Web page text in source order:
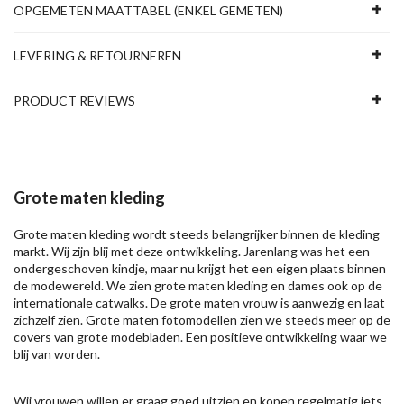
OPGEMETEN MAATTABEL (ENKEL GEMETEN)
LEVERING & RETOURNEREN
PRODUCT REVIEWS
Grote maten kleding
Grote maten kleding wordt steeds belangrijker binnen de kleding
markt. Wij zijn blij met deze ontwikkeling. Jarenlang was het een
ondergeschoven kindje, maar nu krijgt het een eigen plaats binnen
de modewereld. We zien grote maten kleding en dames ook op de
internationale catwalks. De grote maten vrouw is aanwezig en laat
zichzelf zien. Grote maten fotomodellen zien we steeds meer op de
covers van grote modebladen. Een positieve ontwikkeling waar we
blij van worden.
Wij vrouwen willen er graag goed uitzien en kopen regelmatig iets